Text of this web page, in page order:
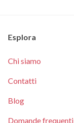
Esplora
Chi siamo
Contatti
Blog
Domande frequenti